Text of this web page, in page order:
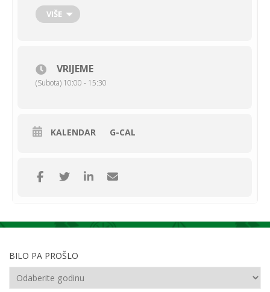
prelijepom valpovačkom parku, a mjesto okupljanja je
Izviđački dječji eko centar Valpovo.
Grad (Trg Nikole Tesle). Treba doći 15 do 30 min ranije,
okupljanja u 15,30h (Izviđački park Donji Grad Osijek)
PRIJEVOZ
VIŠE
VRIJEME
(Subota) 10:00 - 15:30
KALENDAR G-CAL
BILO PA PROŠLO